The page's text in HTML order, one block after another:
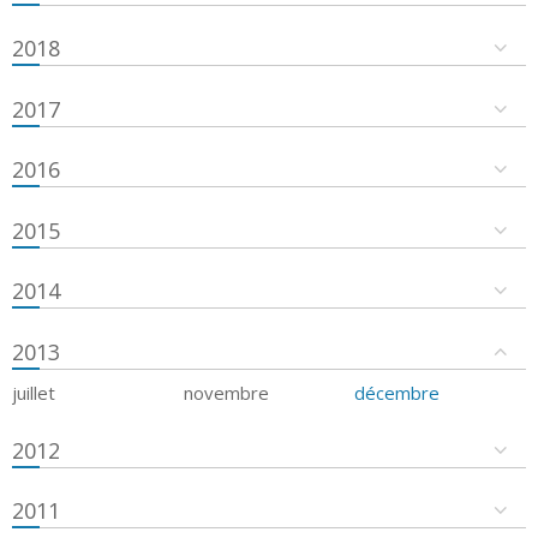
2018
2017
2016
2015
2014
2013
juillet novembre décembre
2012
2011